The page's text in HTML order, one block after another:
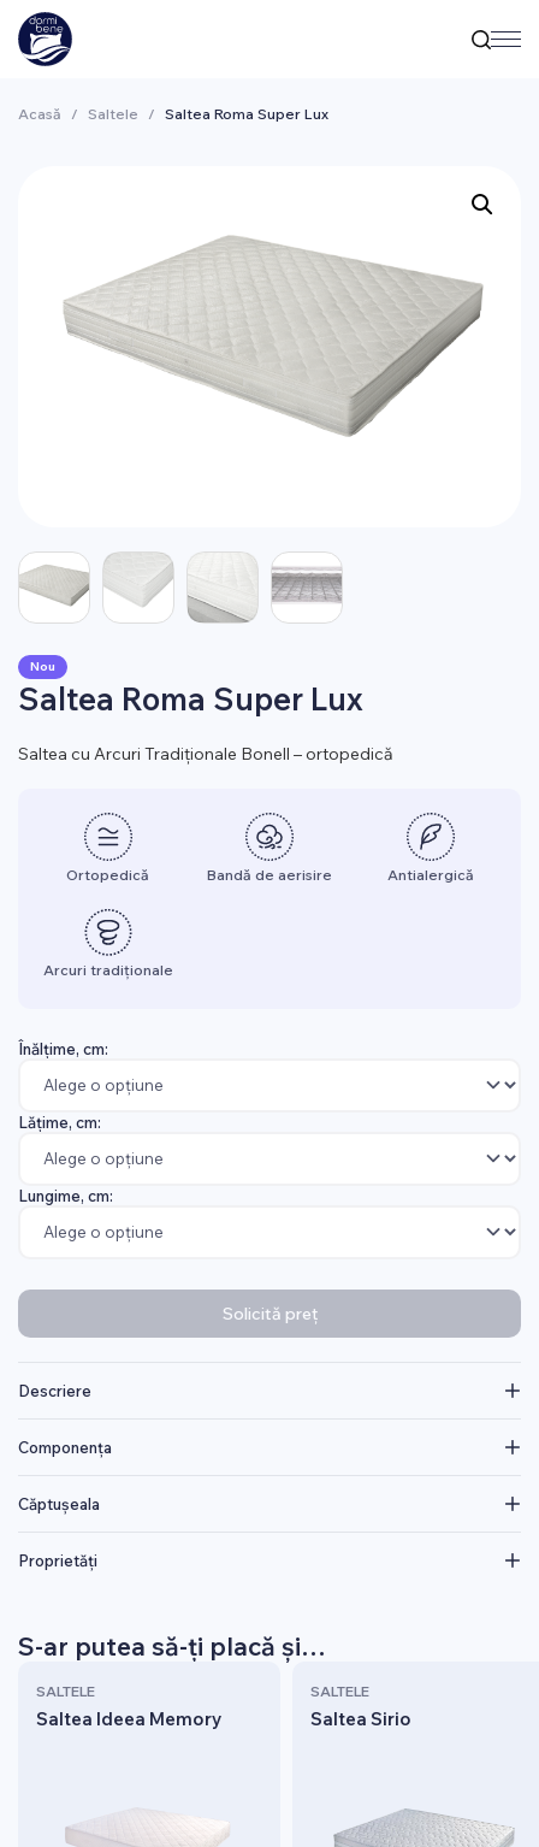
Acasă / Saltele / Saltea Roma Super Lux
Nou
Saltea Roma Super Lux
Saltea cu Arcuri Tradiționale Bonell – ortopedică
Ortopedică Bandă de aerisire Antialergică
Arcuri tradiționale
Înălțime, cm:
Lățime, cm:
Lungime, cm:
Solicită preț
Descriere
Componența
Căptușeala
Proprietăți
S-ar putea să-ți placă și…
SALTELE
Saltea Ideea Memory
SALTELE
Saltea Sirio